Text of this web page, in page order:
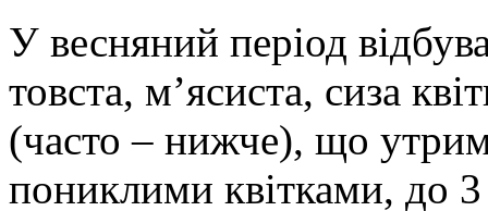
У весняний період
товста, м’ясиста, сиза
(часто – нижче), що
пониклими квітками, до